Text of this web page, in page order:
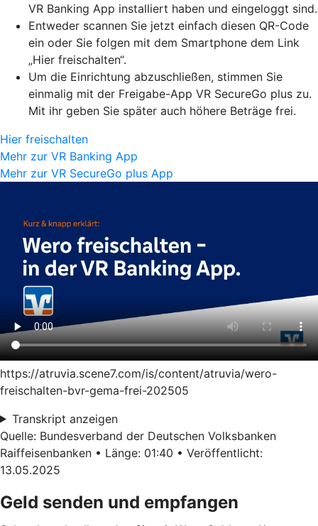
VR Banking App installiert haben und eingeloggt sind.
Entweder scannen Sie jetzt einfach diesen QR-Code
ein oder Sie folgen mit dem Smartphone dem Link
„Hier freischalten“.
Um die Einrichtung abzuschließen, stimmen Sie
einmalig mit der Freigabe-App VR SecureGo plus zu.
Mit ihr geben Sie später auch höhere Beträge frei.
Hier freischalten
Mehr zur VR Banking App
Mehr zur VR SecureGo plus App
https://atruvia.scene7.com/is/content/atruvia/wero-
freischalten-bvr-gema-frei-202505
Transkript anzeigen
Quelle: Bundesverband der Deutschen Volksbanken
Raiffeisenbanken • Länge: 01:40 • Veröffentlicht:
13.05.2025
Geld senden und empfangen